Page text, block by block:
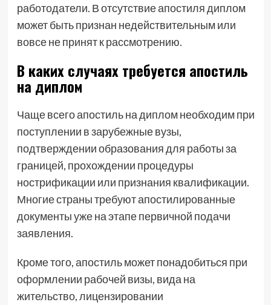
работодатели. В отсутствие апостиля диплом
может быть признан недействительным или
вовсе не принят к рассмотрению.
В каких случаях требуется апостиль
на диплом
Чаще всего апостиль на диплом необходим при
поступлении в зарубежные вузы,
подтверждении образования для работы за
границей, прохождении процедуры
нострификации или признания квалификации.
Многие страны требуют апостилированные
документы уже на этапе первичной подачи
заявления.
Кроме того, апостиль может понадобиться при
оформлении рабочей визы, вида на
жительство, лицензировании